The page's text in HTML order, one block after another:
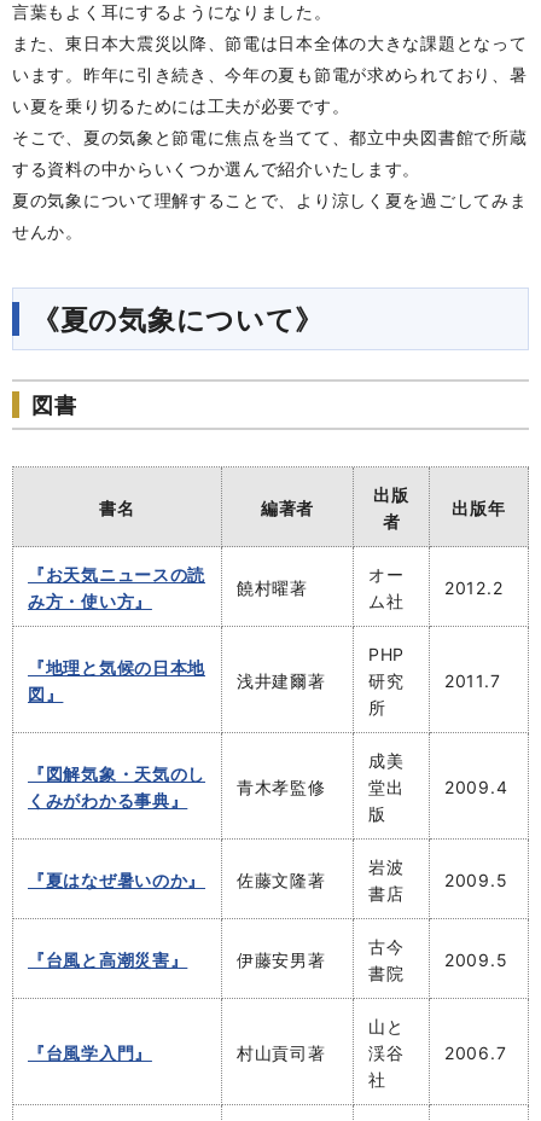
言葉もよく耳にするようになりました。
また、東日本大震災以降、節電は日本全体の大きな課題となって
います。昨年に引き続き、今年の夏も節電が求められており、暑
い夏を乗り切るためには工夫が必要です。
そこで、夏の気象と節電に焦点を当てて、都立中央図書館で所蔵
する資料の中からいくつか選んで紹介いたします。
夏の気象について理解することで、より涼しく夏を過ごしてみま
せんか。
《夏の気象について》
図書
書名 編著者
出版
者
出版年
『お天気ニュースの読
み方・使い方』
饒村曜著
オー
ム社
2012.2
『地理と気候の日本地
図』
浅井建爾著
PHP
研究
所
2011.7
『図解気象・天気のし
くみがわかる事典』
青木孝監修
成美
堂出
版
2009.4
『夏はなぜ暑いのか』 佐藤文隆著
岩波
書店
2009.5
『台風と高潮災害』 伊藤安男著
古今
書院
2009.5
『台風学入門』 村山貢司著
山と
渓谷
社
2006.7